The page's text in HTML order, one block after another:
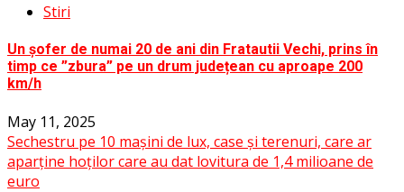
Stiri
Un șofer de numai 20 de ani din Fratautii Vechi, prins în
timp ce ”zbura” pe un drum județean cu aproape 200
km/h
May 11, 2025
Sechestru pe 10 mașini de lux, case și terenuri, care ar
aparține hoților care au dat lovitura de 1,4 milioane de
euro